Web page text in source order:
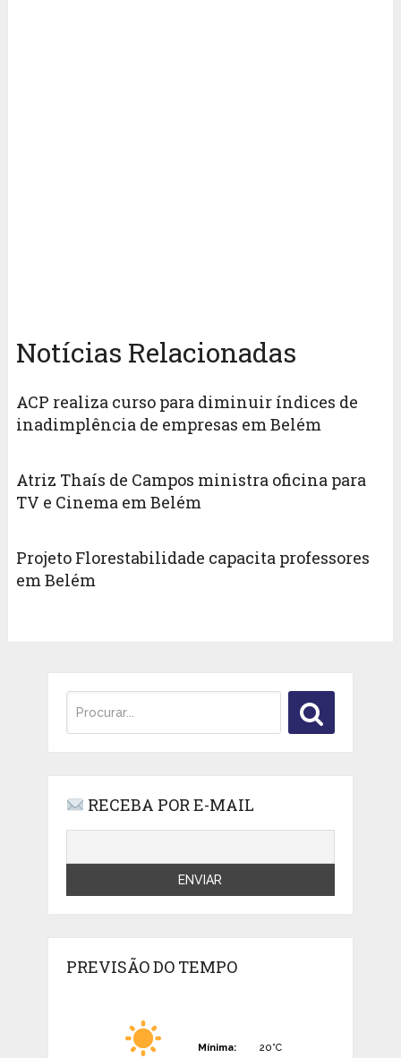
Notícias Relacionadas
ACP realiza curso para diminuir índices de
inadimplência de empresas em Belém
Atriz Thaís de Campos ministra oficina para
TV e Cinema em Belém
Projeto Florestabilidade capacita professores
em Belém
RECEBA POR E-MAIL
PREVISÃO DO TEMPO
Mínima:
20°C